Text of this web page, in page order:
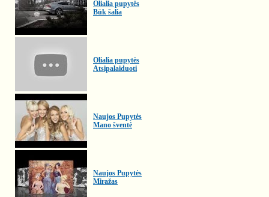
Olialia pupytės
Būk šalia
Olialia pupytės
Atsipalaiduoti
Naujos Pupytės
Mano šventė
Naujos Pupytės
Miražas